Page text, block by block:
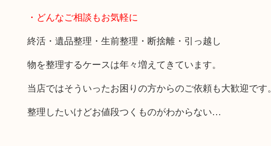
・どんなご相談もお気軽に
終活・遺品整理・生前整理・断捨離・引っ越し
物を整理するケースは年々増えてきています。
当店ではそういったお困りの方からのご依頼も大歓迎です。
整理したいけどお値段つくものがわからない…